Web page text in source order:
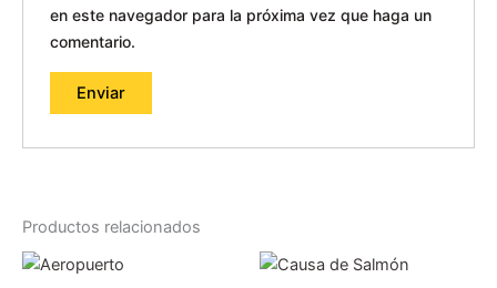
en este navegador para la próxima vez que haga un
comentario.
Productos relacionados